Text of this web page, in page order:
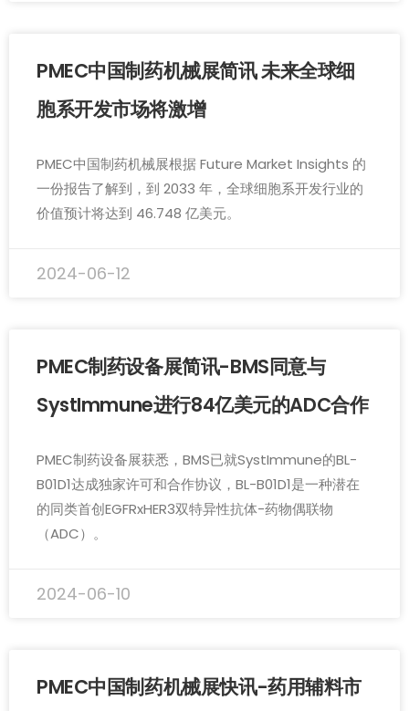
PMEC中国制药机械展简讯 未来全球细
胞系开发市场将激增
PMEC中国制药机械展根据 Future Market Insights 的
一份报告了解到，到 2033 年，全球细胞系开发行业的
价值预计将达到 46.748 亿美元。
2024-06-12
PMEC制药设备展简讯-BMS同意与
SystImmune进行84亿美元的ADC合作
PMEC制药设备展获悉，BMS已就SystImmune的BL-
B01D1达成独家许可和合作协议，BL-B01D1是一种潜在
的同类首创EGFRxHER3双特异性抗体-药物偶联物
（ADC）。
2024-06-10
PMEC中国制药机械展快讯-药用辅料市